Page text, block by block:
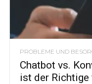
PROBLEME UND
Chatbot vs.
ist der Richtige